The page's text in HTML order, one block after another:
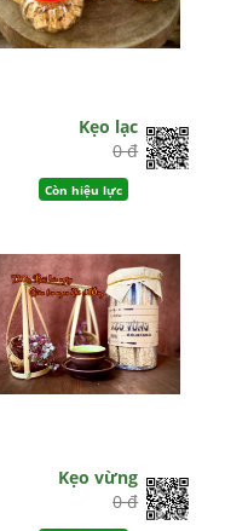
Kẹo lạc
0 đ
Còn hiệu lực
Kẹo vừng
0 đ